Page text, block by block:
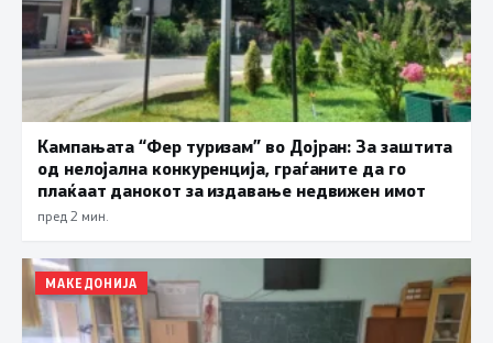
Кампањата “Фер туризам” во Дојран: За заштита
од нелојална конкуренција, граѓаните да го
плаќаат данокот за издавање недвижен имот
пред 2 мин.
МАКЕДОНИЈА